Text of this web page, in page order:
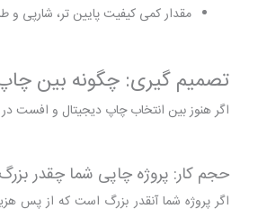
مقدار کمی کیفیت پایین تر، شارپی و
تصمیم گیری: چگونه بین
اگر هنوز بین انتخاب چاپ دیجیتال و افست
حجم کار: پروژه چاپی شما چقدر